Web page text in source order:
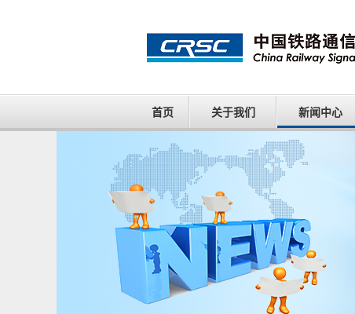
首页 关于我们 新闻中心